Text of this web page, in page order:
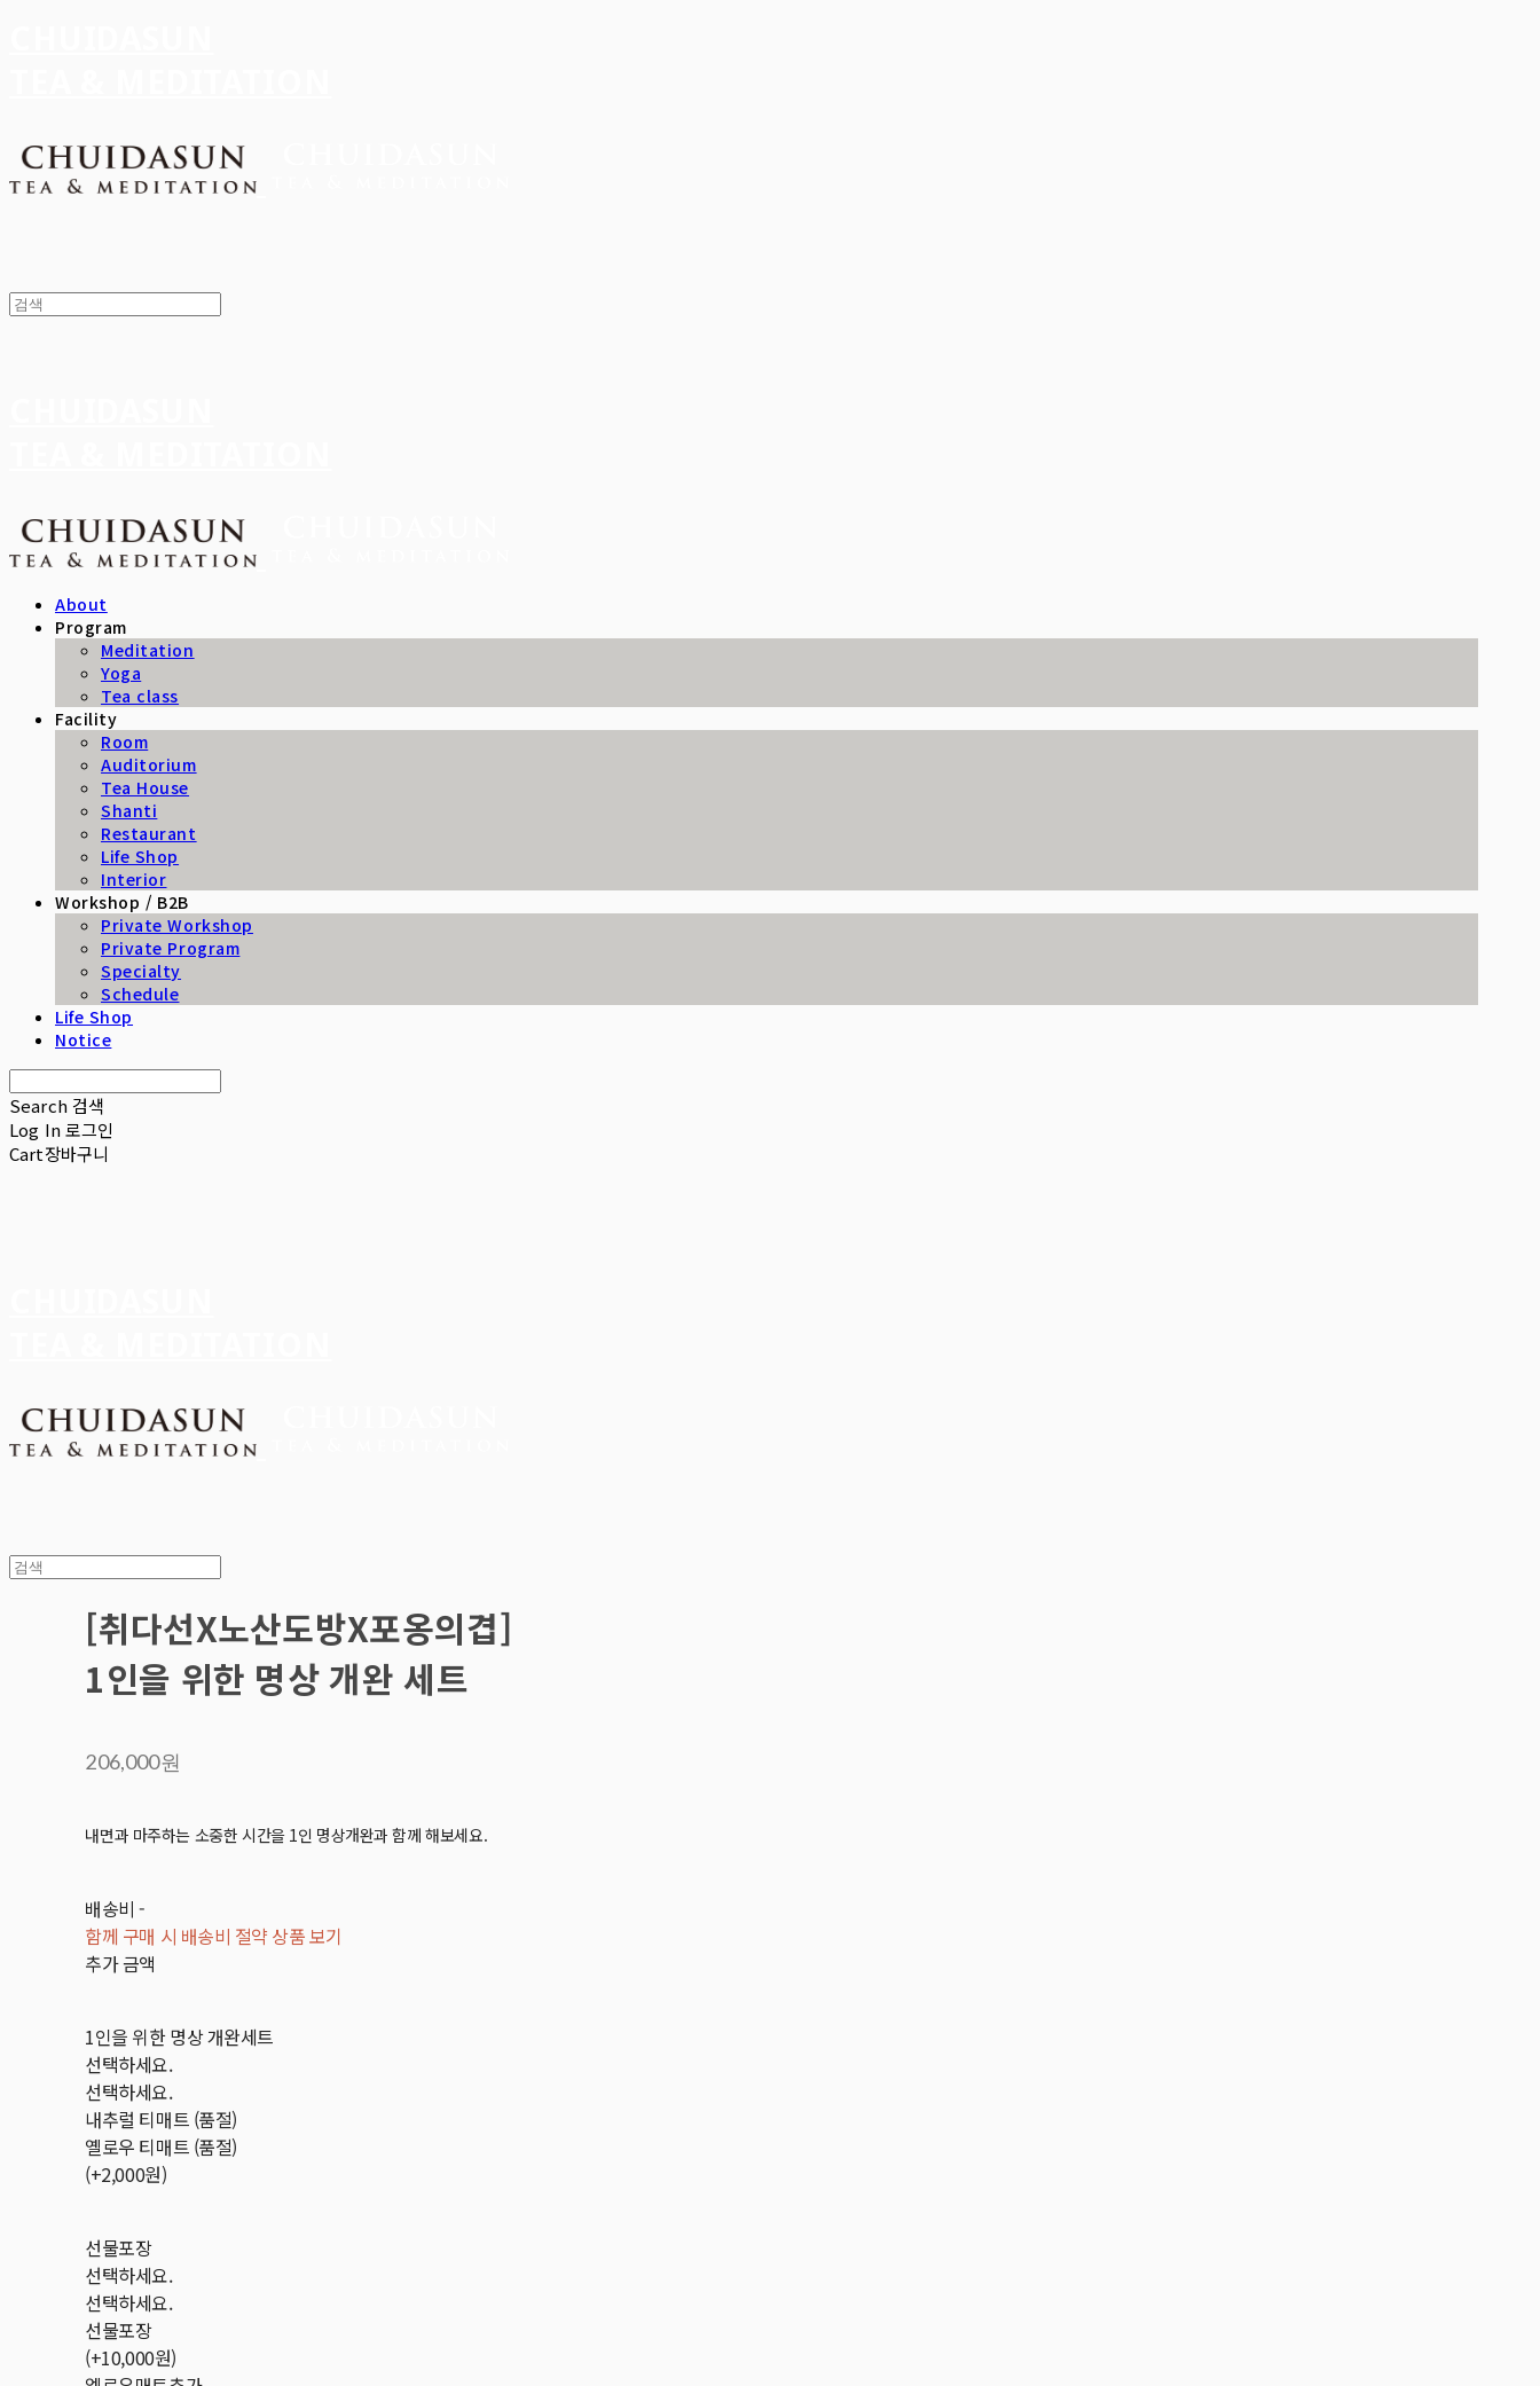
About
Program
Meditation
Yoga
Tea class
Facility
Room
Auditorium
Tea House
Shanti
Restaurant
Life Shop
Interior
Workshop / B2B
Private Workshop
Private Program
Specialty
Schedule
Life Shop
Notice
Search 검색
Log In로그인
Cart장바구니
[취다선X노산도방X포옹의겹]
1인을 위한 명상 개완 세트
206,000원
내면과 마주하는 소중한 시간을 1인 명상개완과 함께 해보세요.
배송비-
함께 구매 시 배송비 절약 상품 보기
추가 금액
1인을 위한 명상 개완세트
선택하세요.
선택하세요.
내추럴 티매트 (품절)
옐로우 티매트 (품절)
(+2,000원)
선물포장
선택하세요.
선택하세요.
선물포장
(+10,000원)